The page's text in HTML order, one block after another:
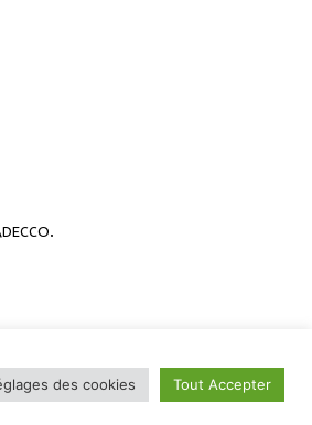
.
des cookies Tout Accepter